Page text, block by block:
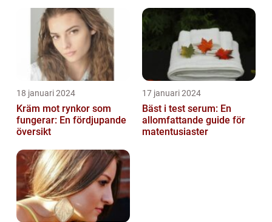
18 januari 2024
Kräm mot rynkor som
fungerar: En fördjupande
översikt
17 januari 2024
Bäst i test serum: En
allomfattande guide för
matentusiaster